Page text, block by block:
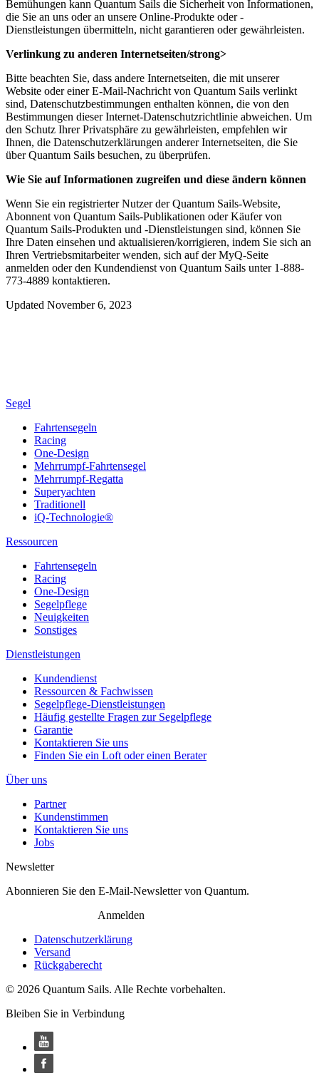
Bemühungen kann Quantum Sails die Sicherheit von Informationen,
die Sie an uns oder an unsere Online-Produkte oder -
Dienstleistungen übermitteln, nicht garantieren oder gewährleisten.
Verlinkung zu anderen Internetseiten/strong>
Bitte beachten Sie, dass andere Internetseiten, die mit unserer
Website oder einer E-Mail-Nachricht von Quantum Sails verlinkt
sind, Datenschutzbestimmungen enthalten können, die von den
Bestimmungen dieser Internet-Datenschutzrichtlinie abweichen. Um
den Schutz Ihrer Privatsphäre zu gewährleisten, empfehlen wir
Ihnen, die Datenschutzerklärungen anderer Internetseiten, die Sie
über Quantum Sails besuchen, zu überprüfen.
Wie Sie auf Informationen zugreifen und diese ändern können
Wenn Sie ein registrierter Nutzer der Quantum Sails-Website,
Abonnent von Quantum Sails-Publikationen oder Käufer von
Quantum Sails-Produkten und -Dienstleistungen sind, können Sie
Ihre Daten einsehen und aktualisieren/korrigieren, indem Sie sich an
Ihren Vertriebsmitarbeiter wenden, sich auf der MyQ-Seite
anmelden oder den Kundendienst von Quantum Sails unter 1-888-
773-4889 kontaktieren.
Updated November 6, 2023
Segel
Fahrtensegeln
Racing
One-Design
Mehrrumpf-Fahrtensegel
Mehrrumpf-Regatta
Superyachten
Traditionell
iQ-Technologie®
Ressourcen
Fahrtensegeln
Racing
One-Design
Segelpflege
Neuigkeiten
Sonstiges
Dienstleistungen
Kundendienst
Ressourcen & Fachwissen
Segelpflege-Dienstleistungen
Häufig gestellte Fragen zur Segelpflege
Garantie
Kontaktieren Sie uns
Finden Sie ein Loft oder einen Berater
Über uns
Partner
Kundenstimmen
Kontaktieren Sie uns
Jobs
Newsletter
Abonnieren Sie den E-Mail-Newsletter von Quantum.
Anmelden
Datenschutzerklärung
Versand
Rückgaberecht
© 2026 Quantum Sails. Alle Rechte vorbehalten.
Bleiben Sie in Verbindung